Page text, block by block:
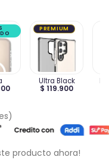
Ultra Black
$ 119.900
PREMIUM
producto ahora!